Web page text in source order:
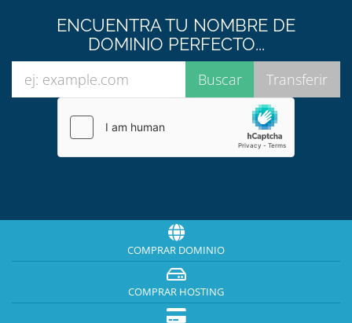
ENCUENTRA TU NOMBRE DE
DOMINIO PERFECTO...
COMPRAR DOMINIO
COMPRAR HOSTING